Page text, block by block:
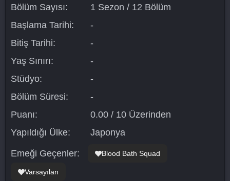
Bölüm Sayısı:
1 Sezon / 12 Bölüm
Başlama Tarihi:
-
Bitiş Tarihi:
-
Yaş Sınırı:
-
Stüdyo:
-
Bölüm Süresi:
-
Puanı:
0.00 / 10 Üzerinden
Yapıldığı Ülke:
Japonya
Emeği Geçenler: Blood Bath Squad
Varsayılan